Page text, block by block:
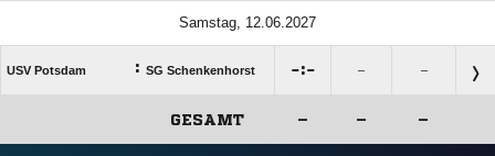
Samstag, 12.06.2027
USV Potsdam : SG Schenkenhorst : – –
GESAMT – – –